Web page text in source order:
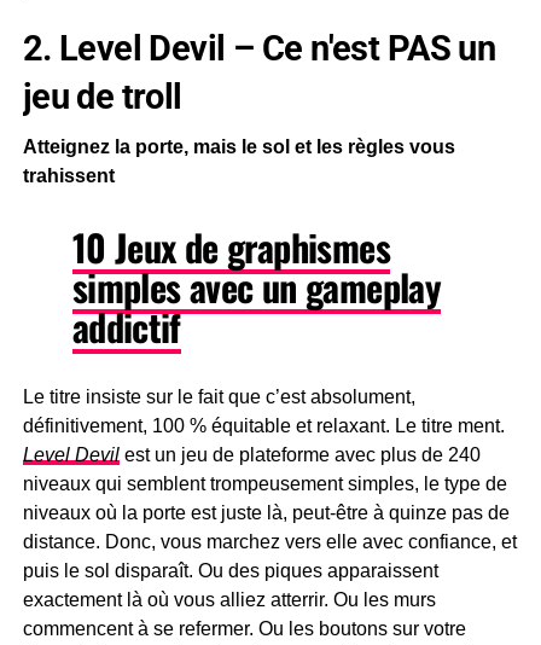
2. Level Devil – Ce n'est PAS un
jeu de troll
Atteignez la porte, mais le sol et les règles vous
trahissent
10 Jeux de graphismes
simples avec un gameplay
addictif
Le titre insiste sur le fait que c’est absolument,
définitivement, 100 % équitable et relaxant. Le titre ment.
Level Devilest un jeu de plateforme avec plus de 240
niveaux qui semblent trompeusement simples, le type de
niveaux où la porte est juste là, peut-être à quinze pas de
distance. Donc, vous marchez vers elle avec confiance, et
puis le sol disparaît. Ou des piques apparaissent
exactement là où vous alliez atterrir. Ou les murs
commencent à se refermer. Ou les boutons sur votre